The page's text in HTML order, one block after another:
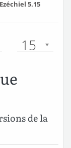
Ezéchiel 5.15
15
de la